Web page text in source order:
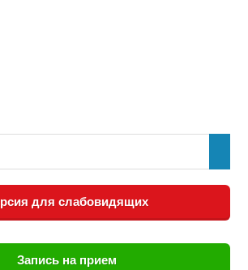
для слабовидящих
Запись на прием